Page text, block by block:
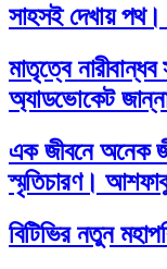
সাহসই দেখায়
মাতৃত্বে
অ্যাডভোকেট
এক জীবনে অনেক
স্মৃতিচারণ।
বিটিভির নতুন